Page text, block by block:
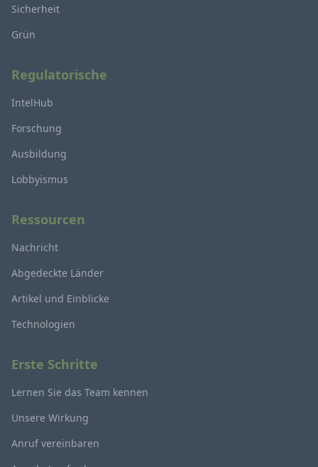
Sicherheit
Grün
Regulatorische
IntelHub
Forschung
Ausbildung
Lobbyismus
Ressourcen
Nachricht
Abgedeckte Länder
Artikel und Einblicke
Technologien
Erste Schritte
Lernen Sie das Team kennen
Unsere Wirkung
Anruf vereinbaren